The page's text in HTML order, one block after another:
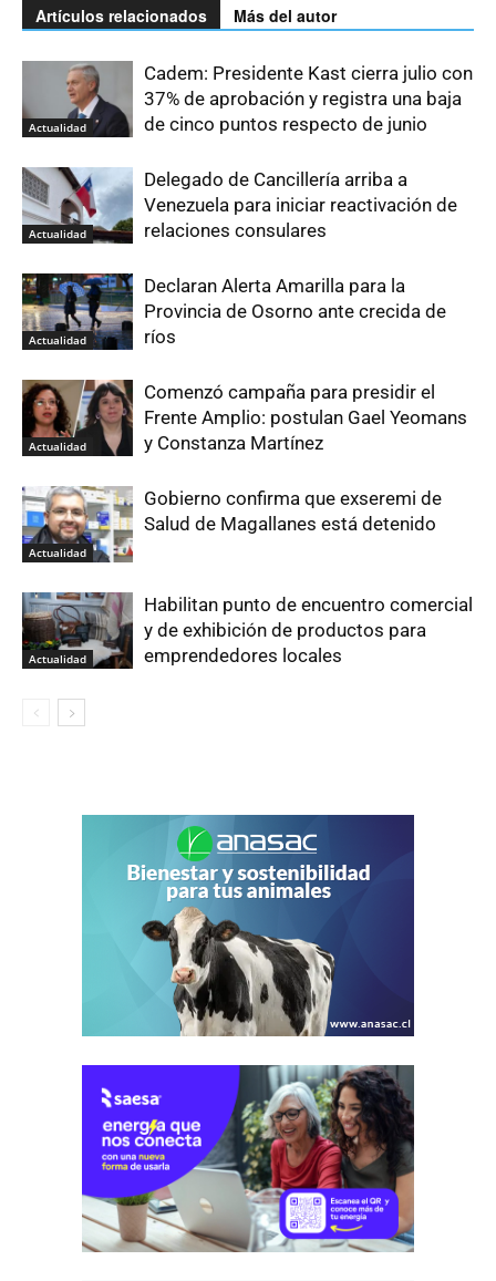
Artículos relacionados Más del autor
Actualidad
Cadem: Presidente Kast cierra julio con
37% de aprobación y registra una baja
de cinco puntos respecto de junio
Actualidad
Delegado de Cancillería arriba a
Venezuela para iniciar reactivación de
relaciones consulares
Actualidad
Declaran Alerta Amarilla para la
Provincia de Osorno ante crecida de
ríos
Actualidad
Comenzó campaña para presidir el
Frente Amplio: postulan Gael Yeomans
y Constanza Martínez
Actualidad
Gobierno confirma que exseremi de
Salud de Magallanes está detenido
Actualidad
Habilitan punto de encuentro comercial
y de exhibición de productos para
emprendedores locales